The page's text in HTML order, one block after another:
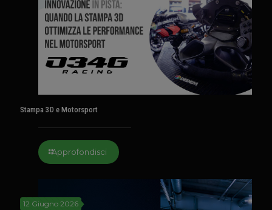
Stampa 3D e Motorsport
Approfondisci
12 Giugno 2026